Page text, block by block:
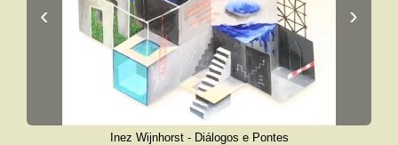
‹ ›
Inez Wijnhorst - Diálogos e Pontes